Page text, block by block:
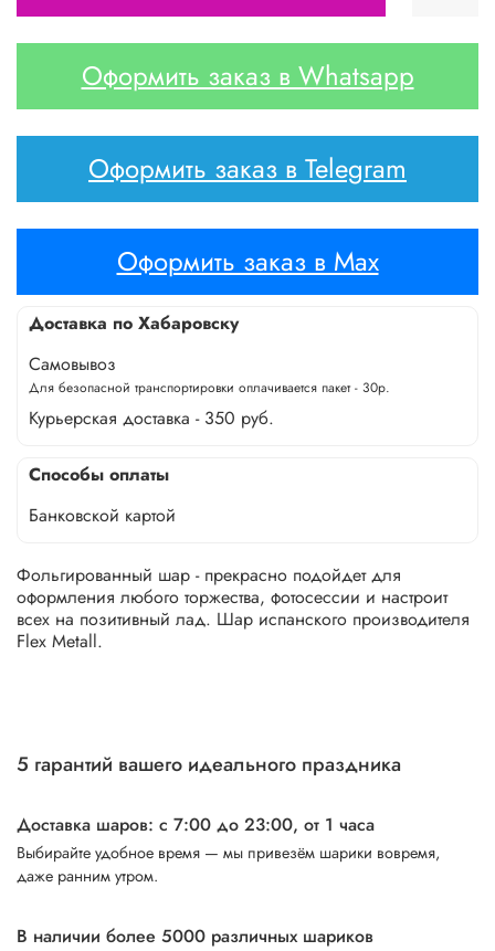
Оформить заказ в Whatsapp
Оформить заказ в Telegram
Оформить заказ в Max
Доставка по Хабаровску
Самовывоз
Для безопасной транспортировки оплачивается пакет - 30р.
Курьерская доставка - 350 руб.
Способы оплаты
Банковской картой
Фольгированный шар - прекрасно подойдет для
оформления любого торжества, фотосессии и настроит
всех на позитивный лад. Шар испанского производителя
Flex Metall.
5 гарантий вашего идеального праздника
Доставка шаров: с 7:00 до 23:00, от 1 часа
Выбирайте удобное время — мы привезём шарики вовремя,
даже ранним утром.
В наличии более 5000 различных шариков